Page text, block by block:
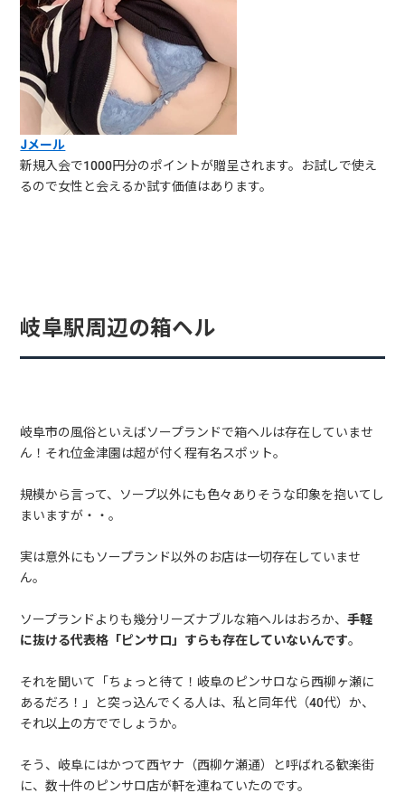
Jメール
新規入会で1000円分のポイントが贈呈されます。お試しで使え
るので女性と会えるか試す価値はあります。
岐阜駅周辺の箱ヘル
岐阜市の風俗といえばソープランドで箱ヘルは存在していませ
ん！それ位金津園は超が付く程有名スポット。
規模から言って、ソープ以外にも色々ありそうな印象を抱いてし
まいますが・・。
実は意外にもソープランド以外のお店は一切存在していませ
ん。
ソープランドよりも幾分リーズナブルな箱ヘルはおろか、手軽
に抜ける代表格「ピンサロ」すらも存在していないんです。
それを聞いて「ちょっと待て！岐阜のピンサロなら西柳ヶ瀬に
あるだろ！」と突っ込んでくる人は、私と同年代（40代）か、
それ以上の方ででしょうか。
そう、岐阜にはかつて西ヤナ（西柳ケ瀬通）と呼ばれる歓楽街
に、数十件のピンサロ店が軒を連ねていたのです。